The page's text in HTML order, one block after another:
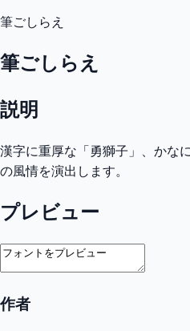
筆ごしらえ
筆ごしらえ
説明
漢字に重厚な「勇獅子」、かな
の風情を演出します。
プレビュー
作者